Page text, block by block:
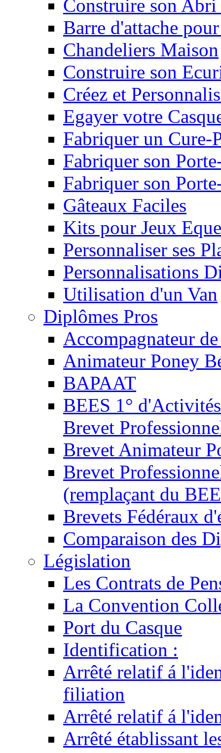
Construire son
Barre d'attache
Chandeliers Maison
Construire son
Créez et
Egayer votre
Fabriquer un Cure-
Fabriquer son
Fabriquer son
Gâteaux Faciles
Kits pour Jeux
Personnaliser ses
Personnalisations
Utilisation d'un Van
Diplômes Pros
Accompagnateur
Animateur Poney
BAPAAT
BEES 1°
Brevet
Brevet Animateur
Brevet
(remplaçant du
Brevets Fédéraux
Comparaison des
Législation
Les Contrats de
La Convention
Port du Casque
Identification :
Arrêté relatif á
filiation
Arrêté relatif á
Arrêté établissant